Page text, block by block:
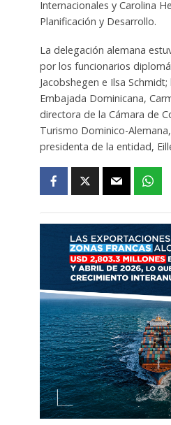
Internacionales y Carolina
Planificación y Desarrollo.
La delegación alemana
por los funcionarios
Jacobshegen e Ilsa
Embajada Dominicana,
directora de la Cámara de
Turismo Dominico-
presidenta de la entidad,